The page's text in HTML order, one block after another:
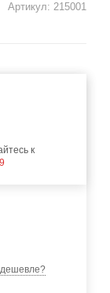
Артикул: 215001
к